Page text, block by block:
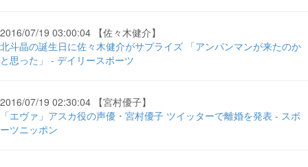
2016/07/19 03:00:04 【佐々木健介】
北斗晶の誕生日に佐々木健介がサプライズ 「アンパンマンが来たのか
と思った」 - デイリースポーツ
2016/07/19 02:30:04 【宮村優子】
「エヴァ」アスカ役の声優・宮村優子 ツイッターで離婚を発表 - スポ
ーツニッポン